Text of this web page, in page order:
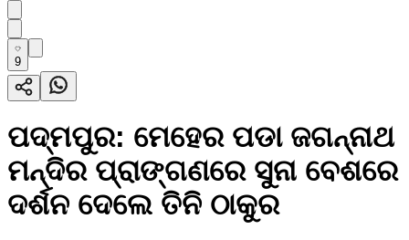
9
ପଦ୍ମପୁର: ମେହେର ପଡା ଜଗନ୍ନାଥ
ମନ୍ଦିର ପ୍ରାଙ୍ଗଣରେ ସୁନା ବେଶରେ
ଦର୍ଶନ ଦେଲେ ତିନି ଠାକୁର